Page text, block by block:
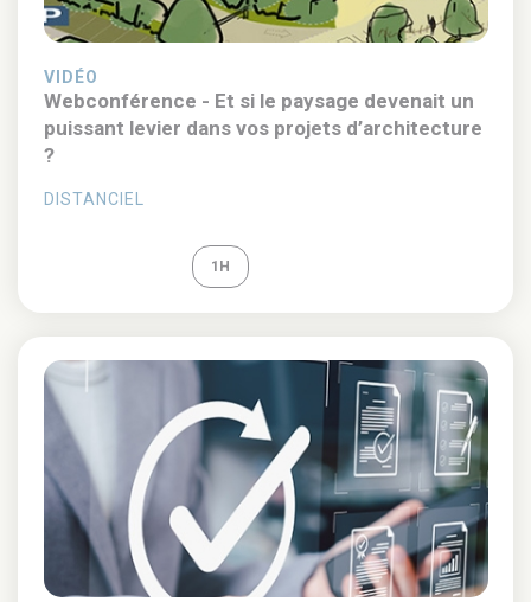
VIDÉO
Webconférence - Et si le paysage devenait un
puissant levier dans vos projets d’architecture
?
DISTANCIEL
1H